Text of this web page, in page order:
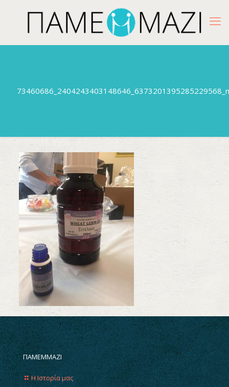
73460686_2404243403148646_6373201395285229568_n
ΠΑΜΕΜΜΑΖΙ
Η Ιστορία μας